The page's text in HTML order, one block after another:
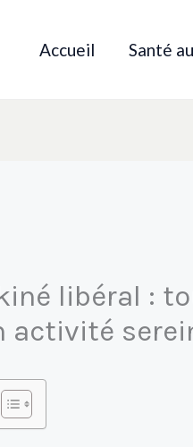
Accueil Santé
libéral :
activité